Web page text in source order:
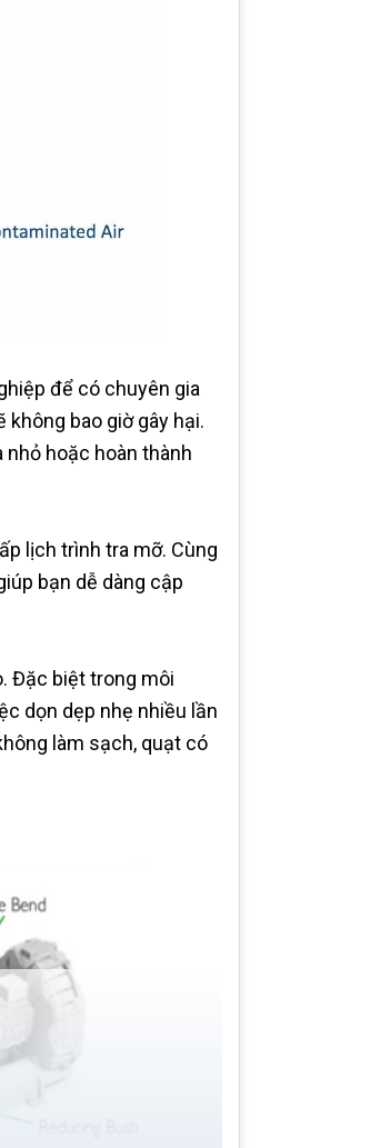
để có chuyên gia
bao giờ gây hại.
hoặc hoàn thành
lịch trình tra mỡ. Cùng
bạn dễ dàng cập
Đặc biệt trong môi
dọn dẹp nhẹ nhiều lần
làm sạch, quạt có